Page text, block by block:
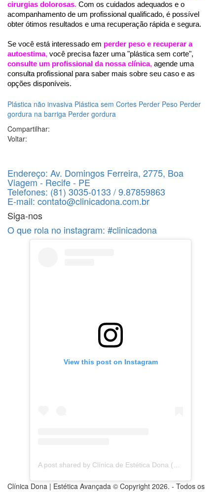
cirurgias dolorosas. Com os cuidados adequados e o
acompanhamento de um profissional qualificado, é possível
obter ótimos resultados e uma recuperação rápida e segura.
Se você está interessado em perder peso e recuperar a
autoestima,
consulte um profissional da nossa clínica, agende uma
consulta profissional para saber mais sobre seu caso e as
opções disponíveis.
Plástica não invasiva Plástica sem Cortes Perder Peso Perder
gordura na barriga Perder gordura
Compartilhar:
Voltar:
Endereço: Av. Domingos Ferreira, 2775, Boa
Viagem - Recife - PE
Telefones: (81) 3035-0133 / 9.87859863
E-mail: contato@clinicadona.com.br
Siga-nos
O que rola no instagram: #clinicadona
View this post on Instagram
Clínica Dona | Estética Avançada © Copyright 2026. - Todos os